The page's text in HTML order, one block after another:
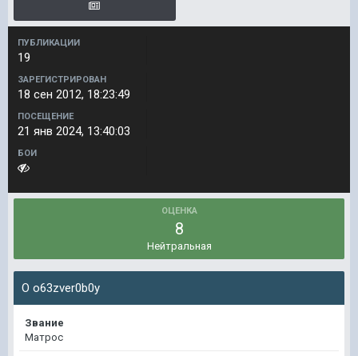
ПУБЛИКАЦИИ
19
ЗАРЕГИСТРИРОВАН
18 сен 2012, 18:23:49
ПОСЕЩЕНИЕ
21 янв 2024, 13:40:03
БОИ
ОЦЕНКА
8
Нейтральная
О o63zver0b0y
Звание
Матрос